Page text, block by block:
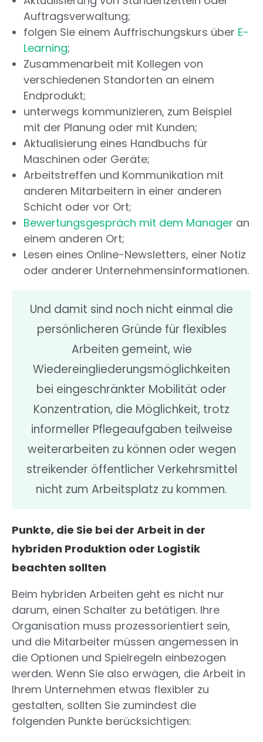
Auftragsverwaltung;
folgen Sie einem Auffrischungskurs über E-
Learning;
Zusammenarbeit mit Kollegen von
verschiedenen Standorten an einem
Endprodukt;
unterwegs kommunizieren, zum Beispiel
mit der Planung oder mit Kunden;
Aktualisierung eines Handbuchs für
Maschinen oder Geräte;
Arbeitstreffen und Kommunikation mit
anderen Mitarbeitern in einer anderen
Schicht oder vor Ort;
Bewertungsgespräch mit dem Manager an
einem anderen Ort;
Lesen eines Online-Newsletters, einer Notiz
oder anderer Unternehmensinformationen.
Und damit sind noch nicht einmal die
persönlicheren Gründe für flexibles
Arbeiten gemeint, wie
Wiedereingliederungsmöglichkeiten
bei eingeschränkter Mobilität oder
Konzentration, die Möglichkeit, trotz
informeller Pflegeaufgaben teilweise
weiterarbeiten zu können oder wegen
streikender öffentlicher Verkehrsmittel
nicht zum Arbeitsplatz zu kommen.
Punkte, die Sie bei der Arbeit in der
hybriden Produktion oder Logistik
beachten sollten
Beim hybriden Arbeiten geht es nicht nur
darum, einen Schalter zu betätigen. Ihre
Organisation muss prozessorientiert sein,
und die Mitarbeiter müssen angemessen in
die Optionen und Spielregeln einbezogen
werden. Wenn Sie also erwägen, die Arbeit in
Ihrem Unternehmen etwas flexibler zu
gestalten, sollten Sie zumindest die
folgenden Punkte berücksichtigen: